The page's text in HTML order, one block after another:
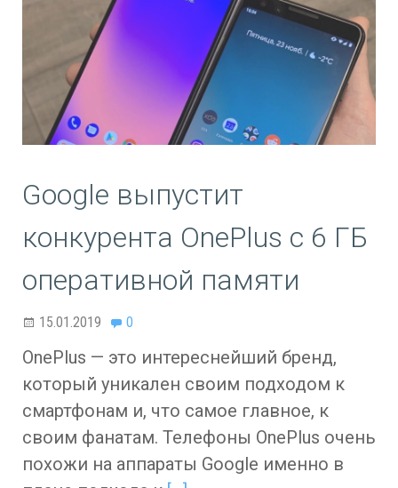
Google выпустит
конкурента OnePlus с 6 ГБ
оперативной памяти
15.01.2019 0
OnePlus — это интереснейший бренд,
который уникален своим подходом к
смартфонам и, что самое главное, к
своим фанатам. Телефоны OnePlus очень
похожи на аппараты Google именно в